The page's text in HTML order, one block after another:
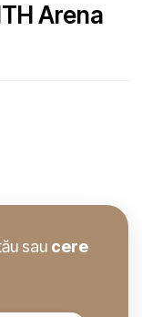
Arena
sau cere